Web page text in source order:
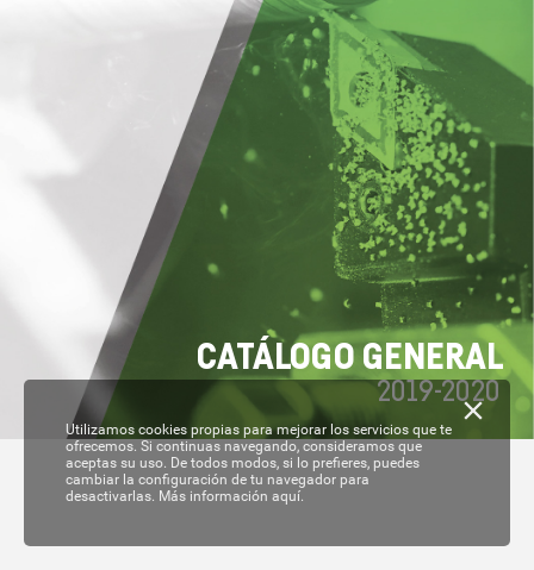
2019-2020
CATÁLOGO GENERAL
Utilizamos cookies propias para mejorar los servicios que te
ofrecemos. Si continuas navegando, consideramos que
aceptas su uso. De todos modos, si lo prefieres, puedes
cambiar la configuración de tu navegador para
desactivarlas. Más información aquí.